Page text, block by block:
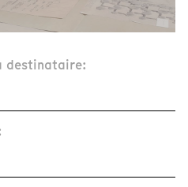
destinataire: